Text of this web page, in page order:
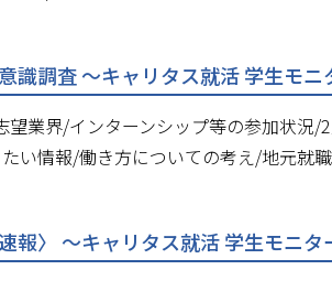
識調査 ～キャリタス就活 学生モ
業界/インターンシップ等の参加状況
い情報/働き方についての考え/地元就
報〉 ～キャリタス就活 学生モニ